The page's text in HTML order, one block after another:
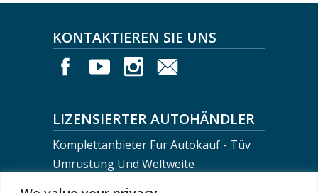
KONTAKTIEREN SIE UNS
LIZENSIERTER AUTOHÄNDLER
Komplettanbieter Für Autokauf - Tüv
Umrüstung Und Weltweite